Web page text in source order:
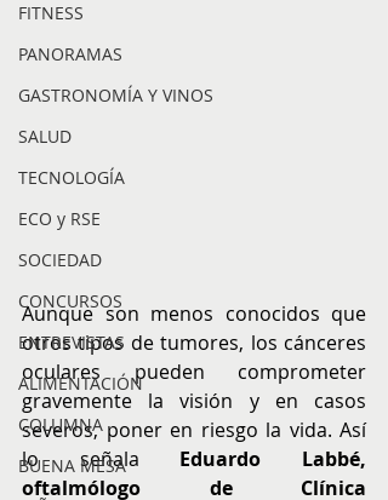
FITNESS
PANORAMAS
GASTRONOMÍA Y VINOS
SALUD
TECNOLOGÍA
ECO y RSE
SOCIEDAD
CONCURSOS
ENTREVISTAS
ALIMENTACIÓN
COLUMNA
BUENA MESA
Aunque son menos conocidos que
otros tipos de tumores, los cánceres
oculares pueden comprometer
gravemente la visión y en casos
severos, poner en riesgo la vida. Así
lo señala Eduardo Labbé,
oftalmólogo de Clínica